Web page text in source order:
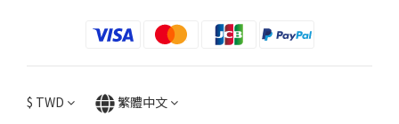
$ TWD 繁體中文